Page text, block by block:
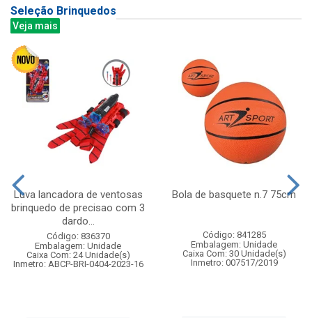
Seleção Brinquedos
Veja mais
Luva lancadora de ventosas
brinquedo de precisao com 3
dardo...
Código: 836370
Embalagem: Unidade
Caixa Com: 24 Unidade(s)
Inmetro: ABCP-BRI-0404-2023-16
Bola de basquete n.7 75cm
Código: 841285
Embalagem: Unidade
Caixa Com: 30 Unidade(s)
Inmetro: 007517/2019